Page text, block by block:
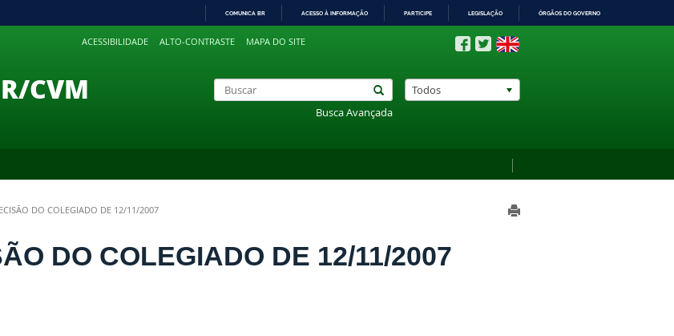
PARA
COMUNICA BR ACESSO À INFORMAÇÃO PARTICIPE LEGISLAÇÃO ÓRGÃOS DO GOVERNO
ACESSIBILIDADE ALTO-CONTRASTE MAPA DO SITE
CVM
Busca Avançada
Todos
DO COLEGIADO DE 12/11/2007
DO COLEGIADO DE 12/11/2007